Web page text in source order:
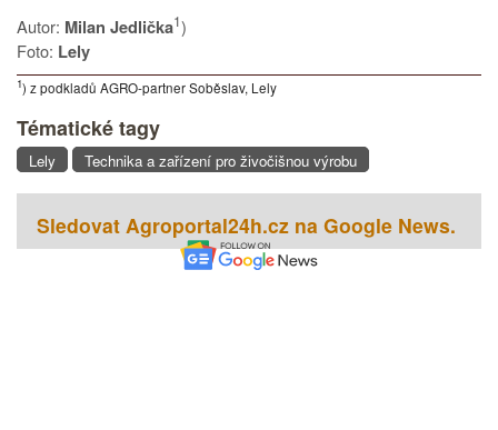
Autor: Milan Jedlička1)
Foto: Lely
1) z podkladů AGRO-partner Soběslav, Lely
Tématické tagy
Lely Technika a zařízení pro živočišnou výrobu
Sledovat Agroportal24h.cz na Google News.